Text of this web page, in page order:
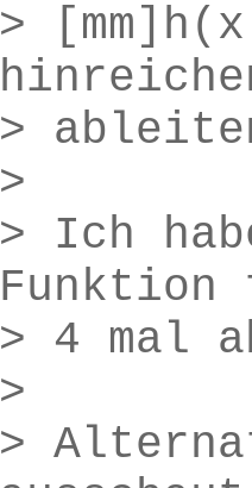
>
>
>
> Ich
> 4 mal
>
>